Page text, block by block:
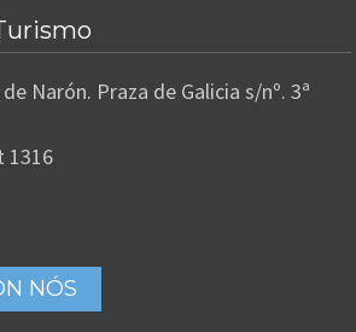
Narón. Praza de Galicia s/nº. 3ª
1316
NÓS